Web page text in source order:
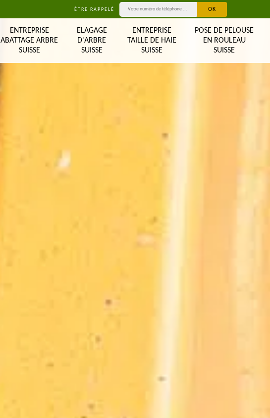
ÊTRE RAPPELÉ
ENTREPRISE
ABATTAGE ARBRE
SUISSE
ELAGAGE
D'ARBRE
SUISSE
ENTREPRISE
TAILLE DE HAIE
SUISSE
POSE DE PELOUSE
EN ROULEAU
SUISSE